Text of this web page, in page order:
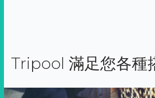
Tripool 滿足您各種